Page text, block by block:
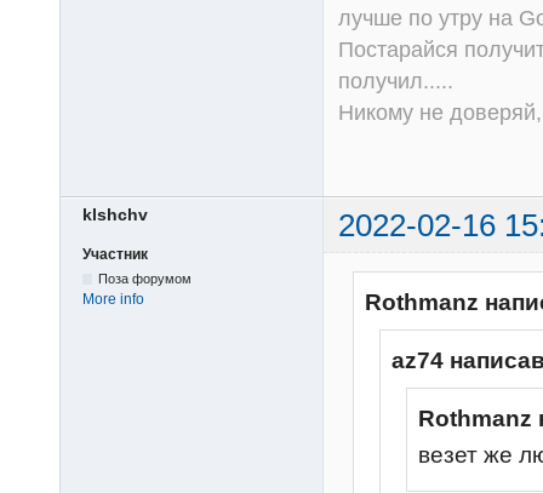
лучше по утру на
Постарайся
получил.....
Никому не
klshchv 2022-02-16
Участник
Поза форумом
More info Rothmanz
az74
Rothmanz
везет же